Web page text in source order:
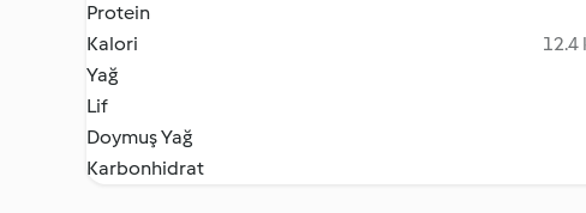
Protein
Kalori
12.4
Yağ
Lif
Doymuş Yağ
Karbonhidrat